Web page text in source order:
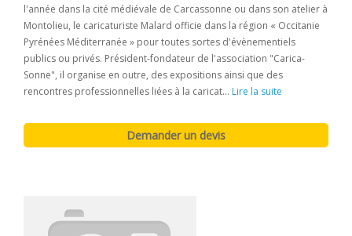
l'année dans la cité médiévale de Carcassonne ou dans son atelier à
Montolieu, le caricaturiste Malard officie dans la région « Occitanie
Pyrénées Méditerranée » pour toutes sortes d'évènementiels
publics ou privés. Président-fondateur de l'association "Carica-
Sonne", il organise en outre, des expositions ainsi que des
rencontres professionnelles liées à la caricat... Lire la suite